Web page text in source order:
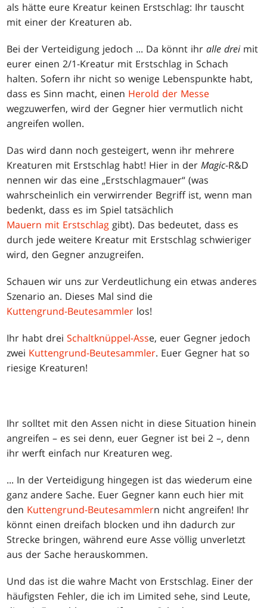
als hätte eure Kreatur keinen Erstschlag: Ihr tauscht
mit einer der Kreaturen ab.
Bei der Verteidigung jedoch ... Da könnt ihralle drei mit
eurer einen 2/1-Kreatur mit Erstschlag in Schach
halten. Sofern ihr nicht so wenige Lebenspunkte habt,
dass es Sinn macht, einen Herold der Messe
wegzuwerfen, wird der Gegner hier vermutlich nicht
angreifen wollen.
Das wird dann noch gesteigert, wenn ihr mehrere
Kreaturen mit Erstschlag habt! Hier in derMagic-R&D
nennen wir das eine „Erstschlagmauer“ (was
wahrscheinlich ein verwirrender Begriff ist, wenn man
bedenkt, dass es im Spiel tatsächlich
Mauern mit Erstschlag gibt). Das bedeutet, dass es
durch jede weitere Kreatur mit Erstschlag schwieriger
wird, den Gegner anzugreifen.
Schauen wir uns zur Verdeutlichung ein etwas anderes
Szenario an. Dieses Mal sind die
Kuttengrund-Beutesammler los!
Ihr habt dreiSchaltknüppel-Asse, euer Gegner jedoch
zwei Kuttengrund-Beutesammler. Euer Gegner hat so
riesige Kreaturen!
Ihr solltet mit den Assen nicht in diese Situation hinein
angreifen – es sei denn, euer Gegner ist bei 2 –, denn
ihr werft einfach nur Kreaturen weg.
... In der Verteidigung hingegen ist das wiederum eine
ganz andere Sache. Euer Gegner kann euch hier mit
den Kuttengrund-Beutesammlern nicht angreifen! Ihr
könnt einen dreifach blocken und ihn dadurch zur
Strecke bringen, während eure Asse völlig unverletzt
aus der Sache herauskommen.
Und das ist die wahre Macht von Erstschlag. Einer der
häufigsten Fehler, die ich im Limited sehe, sind Leute,